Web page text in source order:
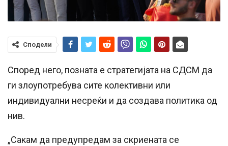
Сподели
Според него, позната е стратегијата на СДСМ да
ги злоупотребува сите колективни или
индивидуални несреќи и да создава политика од
нив.
„Сакам да предупредам за скриената се